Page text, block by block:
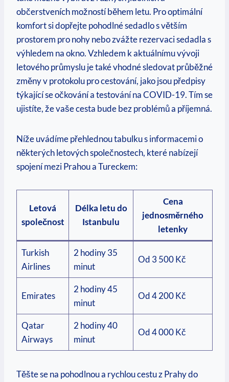
občerstveních možností během letu. Pro optimální
komfort si dopřejte pohodlné sedadlo s větším
prostorem pro nohy nebo zvážte rezervaci sedadla s
výhledem na okno. Vzhledem k aktuálnímu vývoji
letového průmyslu je také vhodné sledovat průběžné
změny v protokolu pro cestování, jako jsou předpisy
týkající se očkování a testování na COVID-19. Tím se
ujistíte, že vaše cesta bude bez problémů a příjemná.
Níže uvádíme přehlednou tabulku s informacemi o
některých letových společnostech, které nabízejí
spojení mezi Prahou a Tureckem:
Letová
společnost
Délka letu do
Istanbulu
Cena
jednosměrného
letenky
Turkish
Airlines
2 hodiny 35
minut
Od 3 500 Kč
Emirates
2 hodiny 45
minut
Od 4 200 Kč
Qatar
Airways
2 hodiny 40
minut
Od 4 000 Kč
Těšte se na pohodlnou a rychlou cestu z Prahy do